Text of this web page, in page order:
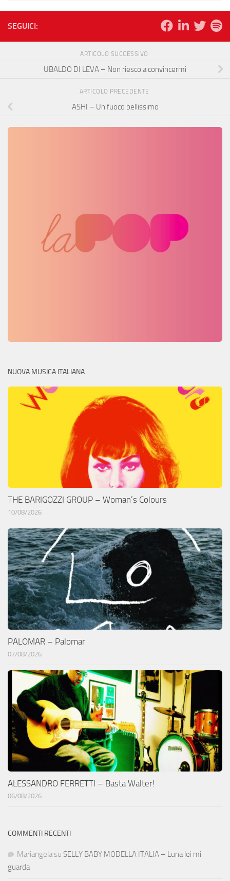
SEGUICI:
ARTICOLO SUCCESSIVO
UBALDO DI LEVA – Non riesco a convincermi
ARTICOLO PRECEDENTE
ASHI – Un fuoco bellissimo
NUOVA MUSICA ITALIANA
THE BARIGOZZI GROUP – Woman’s Colours
10/08/2026
PALOMAR – Palomar
07/08/2026
ALESSANDRO FERRETTI – Basta Walter!
06/08/2026
COMMENTI RECENTI
Mariangela su SELLY BABY MODELLA ITALIA – Luna lei mi
guarda